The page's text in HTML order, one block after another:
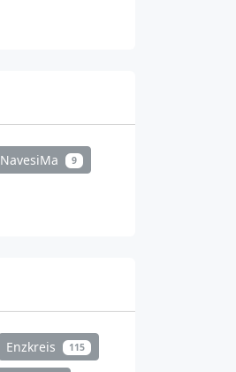
NavesiMa 9
Enzkreis 115